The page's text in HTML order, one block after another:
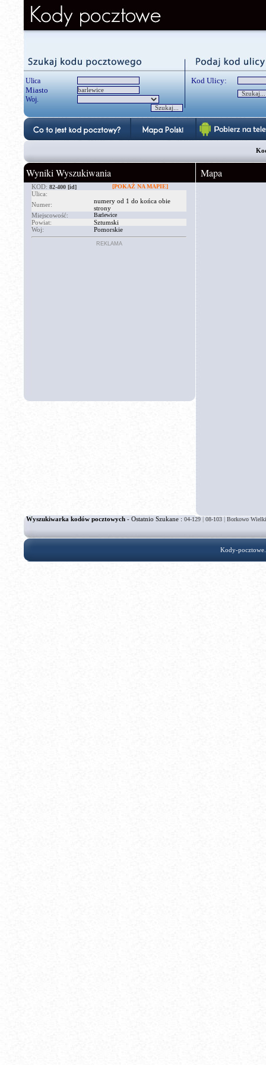
Ulica
Miasto
Woj.
Kod Ulicy:
Wyniki Wyszukiwania
KOD: 82-400 [id] [POKAŻ NA MAPIE]
Ulica:
Numer:
numery od 1 do końca obie
strony
Miejscowość:
Barlewice
Powiat:
Sztumski
Woj:
Pomorskie
REKLAMA
Mapa
Wyszukiwarka kodów pocztowych - Ostatnio Szukane : 04-129|08-103|Borkowo
Kody-